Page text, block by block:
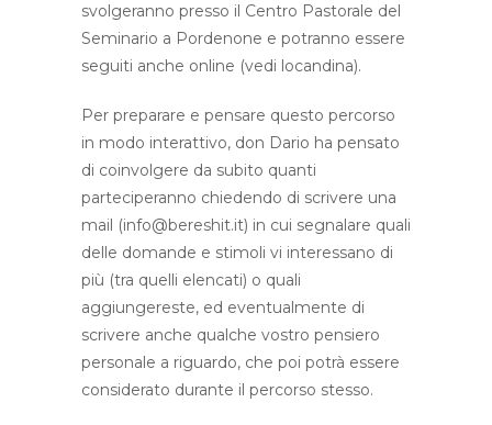
svolgeranno presso il Centro Pastorale del
Seminario a Pordenone e potranno essere
seguiti anche online (vedi locandina).
Per preparare e pensare questo percorso
in modo interattivo, don Dario ha pensato
di coinvolgere da subito quanti
parteciperanno chiedendo di scrivere una
mail (info@bereshit.it) in cui segnalare quali
delle domande e stimoli vi interessano di
più (tra quelli elencati) o quali
aggiungereste, ed eventualmente di
scrivere anche qualche vostro pensiero
personale a riguardo, che poi potrà essere
considerato durante il percorso stesso.